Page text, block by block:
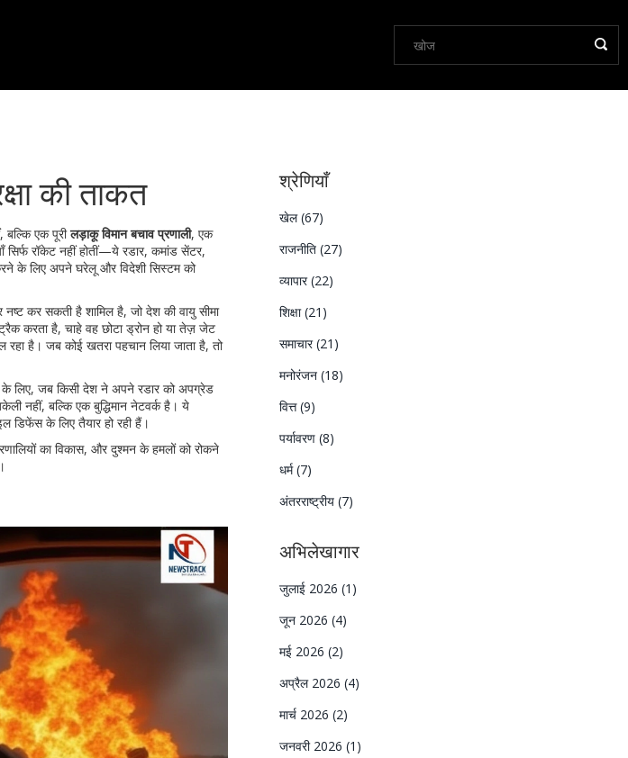
की ताकत
बल्कि एक पूरीलड़ाकू विमान बचाव प्रणाली, एक
सिर्फ रॉकेट नहीं होतीं—ये रडार, कमांड सेंटर,
के लिए अपने घरेलू और विदेशी सिस्टम को
नष्ट कर सकती है शामिल है, जो देश की वायु सीमा
करता है, चाहे वह छोटा ड्रोन हो या तेज़ जेट
है। जब कोई खतरा पहचान लिया जाता है, तो
के लिए, जब किसी देश ने अपने रडार को अपग्रेड
नहीं, बल्कि एक बुद्धिमान नेटवर्क है। ये
डिफेंस के लिए तैयार हो रही हैं।
का विकास, और दुश्मन के हमलों को रोकने
श्रेणियाँ
खेल(67)
राजनीति (27)
व्यापार(22)
शिक्षा(21)
समाचार(21)
मनोरंजन (18)
वित्त(9)
पर्यावरण (8)
धर्म(7)
अंतरराष्ट्रीय (7)
अभिलेखागार
जुलाई 2026 (1)
जून 2026 (4)
मई 2026 (2)
अप्रैल 2026 (4)
मार्च 2026 (2)
जनवरी 2026 (1)